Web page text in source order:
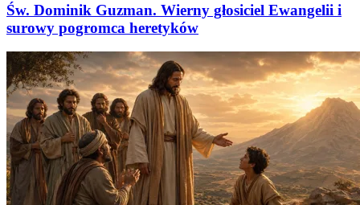
Św. Dominik Guzman. Wierny głosiciel Ewangelii i
surowy pogromca heretyków